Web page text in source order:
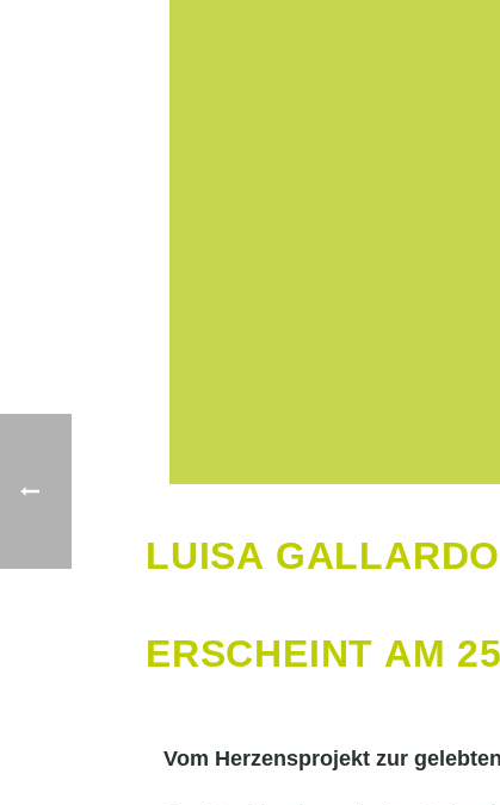
LUISA
ERSCHEINT AM
Vom Herzensprojekt zur